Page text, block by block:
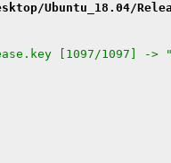
Ubuntu_18.04/
[1097/1097] ->